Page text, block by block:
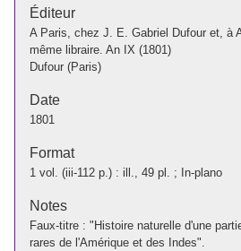
Éditeur
A Paris, chez J. E. Gabriel Dufour et, à
même libraire. An IX (1801)
Dufour (Paris)
Date
1801
Format
1 vol. (iii-112 p.) : ill., 49 pl. ; In-plano
Notes
Faux-titre : "Histoire naturelle d'une
rares de l'Amérique et des Indes".